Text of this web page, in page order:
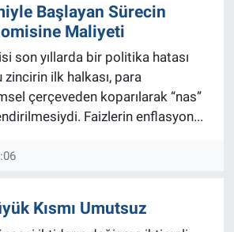
Başlayan Sürecin
Maliyeti
son yıllarda bir politika hatası
zincirin ilk halkası, para
çerçeveden koparılarak “nas”
Faizlerin enflasyon...
Kısmı Umutsuz